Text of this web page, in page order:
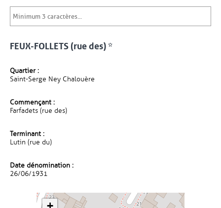
FEUX-FOLLETS (rue des) *
Quartier :
Saint-Serge Ney Chalouère
Commençant :
Farfadets (rue des)
Terminant :
Lutin (rue du)
Date dénomination :
26/06/1931